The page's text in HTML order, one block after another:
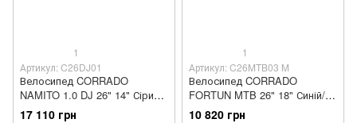
1
Артикул: C26DJ01
Велосипед CORRADO
NAMITO 1.0 DJ 26" 14" Сірий/
Чорний (C26DJ01)
17 110 грн
1
Артикул: C26MTB03 M
Велосипед CORRADO
FORTUN MTB 26" 18" Синій/
Чорний (C26MTB03 M)
10 820 грн